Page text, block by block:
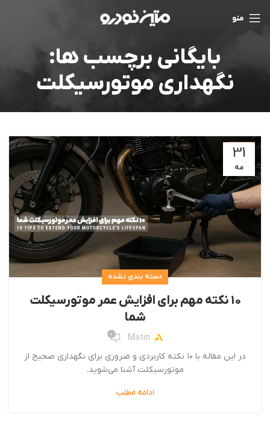
منو
بایگانی برچسب ها:
نگهداری موتورسیکلت
31
مه
دسته بندی نشده
۱۰ نکته مهم برای افزایش عمر موتورسیکلت
شما
Matin
0
در این مقاله با ۱۰ نکته کاربردی و ضروری برای نگهداری صحیح از
موتورسیکلت آشنا می‌شوید.
ادامه مطلب